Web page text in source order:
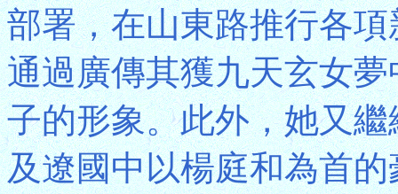
部署，在山東路推行各
通過廣傳其獲九天玄女
子的形象。此外，她又
及遼國中以楊庭和為首